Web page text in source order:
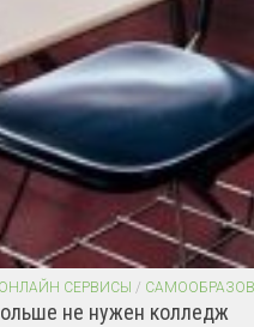
ОНЛАЙН СЕРВИСЫ /
не нужен колледж